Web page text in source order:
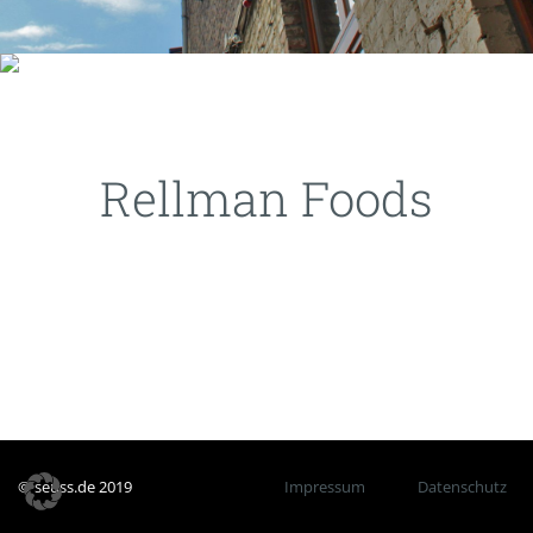
Rellman Foods
© seuss.de 2019 Impressum Datenschutz